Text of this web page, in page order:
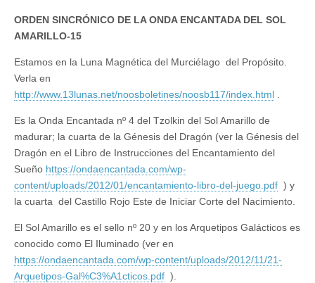
ORDEN SINCRÓNICO DE LA ONDA ENCANTADA DEL SOL
AMARILLO-15
Estamos en la Luna Magnética del Murciélago del Propósito.
Verla en
http://www.13lunas.net/noosboletines/noosb117/index.html
Es la Onda Encantada nº 4 del Tzolkin del Sol Amarillo de
madurar; la cuarta de la Génesis del Dragón (ver la Génesis del
Dragón en el Libro de Instrucciones del Encantamiento del
Sueño https://ondaencantada.com/wp-
content/uploads/2012/01/encantamiento-libro-del-juego.pdf ) y
la cuarta del Castillo Rojo Este de Iniciar Corte del Nacimiento.
El Sol Amarillo es el sello nº 20 y en los Arquetipos Galácticos es
conocido como El Iluminado (ver en
https://ondaencantada.com/wp-content/uploads/2012/11/21-
Arquetipos-Gal%C3%A1cticos.pdf ).